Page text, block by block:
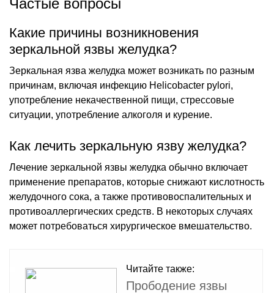
Какие причины возникновения
зеркальной язвы желудка?
Зеркальная язва желудка может возникать по разным
причинам, включая инфекцию Helicobacter pylori,
употребление некачественной пищи, стрессовые
ситуации, употребление алкоголя и курение.
Как лечить зеркальную язву желудка?
Лечение зеркальной язвы желудка обычно включает
применение препаратов, которые снижают кислотность
желудочного сока, а также противовоспалительных и
противоаллергических средств. В некоторых случаях
может потребоваться хирургическое вмешательство.
Читайте также:
Прободение язвы